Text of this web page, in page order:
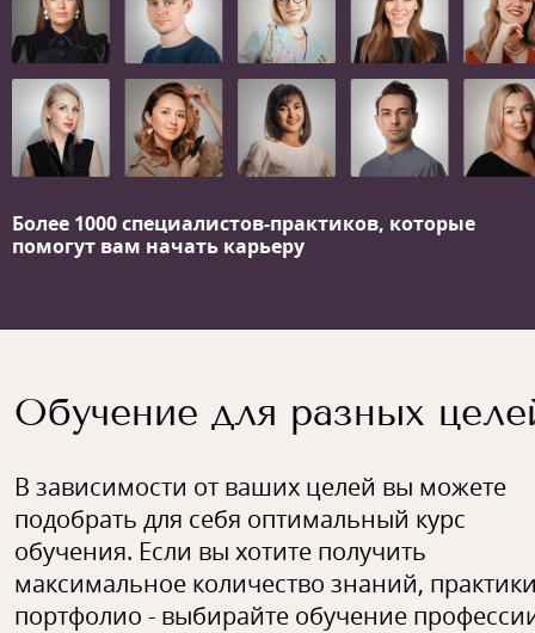
Более 1000 специалистов-практиков, которые
помогут вам начать карьеру
Обучение для разных
В зависимости от ваших целей вы можете
подобрать для себя оптимальный курс
обучения. Если вы хотите получить
максимальное количество знаний,
портфолио - выбирайте обучение